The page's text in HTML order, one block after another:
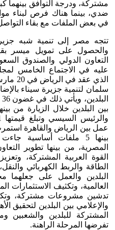
مشتركة، ودرجة التوافق بينهما
ضدي، بينما هناك فرص لبناء
في بعض الملفات مع بقاء
تتجه مصر إلى تنمية شبه
التعاون الدولي والصندوق
عليه في الاجتماع الخامس
سلمان لتنمية جزيرة سيناء
بينها 5 ملفات أساسية
المصرية، من بينها تطوير
القوة العربية المشتركة،
الطاقة والربط الكهربائي
البلدين والعمل على جعلهما
العالمية، وتكثيف الاستثمارات
تدشين مشروعات مشتركة،
والإعلامي بين البلدين لتحقيق
المشتركة للبلدين والشعبين
تفرضها المرحلة الراهنة.